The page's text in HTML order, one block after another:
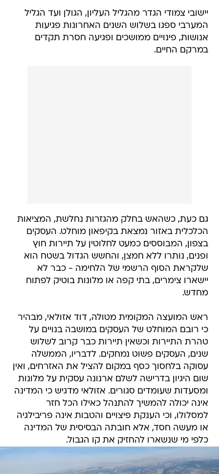
יישובי צמודי הגדר מהגליל העליון, הגולן ועד הגליל
המערבי ספגו בשלוש השנים האחרונות פגיעות
אנושות, פינויים ממושכים ופגיעה חסרת תקדים
במרקם החיים.
גם כעת, כשהאש בחלק מהגזרות נחלשת, המציאות
הכלכלית באזור נמצאת בקיפאון מוחלט. העסקים
בצפון, המבוססים כמעט לחלוטין על תיירות חוץ
ופנים, נותרו ללא חמצן, והחשש הגדול בשטח הוא
שלקראת הסוף הרשמי של הלחימה - כבר לא
יישארו צימרים, בתי קפה או מלונות בוטיק לפתוח
מחדש.
ראש המועצה המקומית מטולה, דוד אזולאי, מבהיר
כי רובם המוחלט של העסקים במושבה בנויים על
טהרת התיירות וכשאין תיירות כבר קרוב לשלוש
שנים, העסקים פשוט נמחקים. לדבריו, הממשלה
עסוקה בלחסוך כסף במקום להציל את האזרחים, ואין
שום היגיון בדרישה לשלם ארנונה עסקית על מלונות
ומסעדות שעומדים סגורים. אזולאי מדגיש כי המדינה
אינה יכולה להמשיך להתנהל כאילו הכל חזר
למסלולו, וכי הענקת פיצויים והטבות אינה פריבילגיה
או מעשה חסד, אלא חובתה הבסיסית של המדינה
כלפי מי שנשארו להחזיק את קו הגבול.